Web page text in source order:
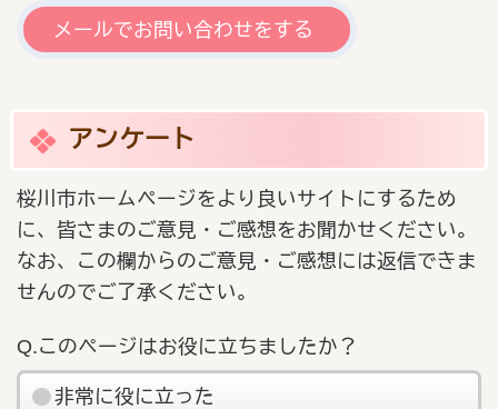
メールでお問い合わせをする
アンケート
桜川市ホームページをより良いサイトにするため
に、皆さまのご意見・ご感想をお聞かせください。
なお、この欄からのご意見・ご感想には返信できま
せんのでご了承ください。
Q.このページはお役に立ちましたか？
非常に役に立った